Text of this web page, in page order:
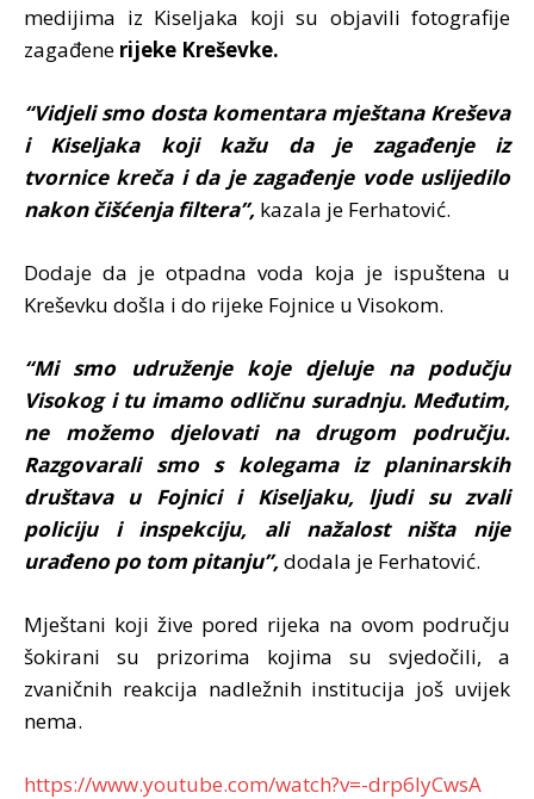
medijima iz Kiseljaka koji su objavili fotografije
zagađene rijeke Kreševke.
“Vidjeli smo dosta komentara mještana Kreševa
i Kiseljaka koji kažu da je zagađenje iz
tvornice kreča i da je zagađenje vode uslijedilo
nakon čišćenja filtera”, kazala je Ferhatović.
Dodaje da je otpadna voda koja je ispuštena u
Kreševku došla i do rijeke Fojnice u Visokom.
“Mi smo udruženje koje djeluje na podučju
Visokog i tu imamo odličnu suradnju. Međutim,
ne možemo djelovati na drugom području.
Razgovarali smo s kolegama iz planinarskih
društava u Fojnici i Kiseljaku, ljudi su zvali
policiju i inspekciju, ali nažalost ništa nije
urađeno po tom pitanju”,dodala je Ferhatović.
Mještani koji žive pored rijeka na ovom području
šokirani su prizorima kojima su svjedočili, a
zvaničnih reakcija nadležnih institucija još uvijek
nema.
https://www.youtube.com/watch?v=-drp6lyCwsA